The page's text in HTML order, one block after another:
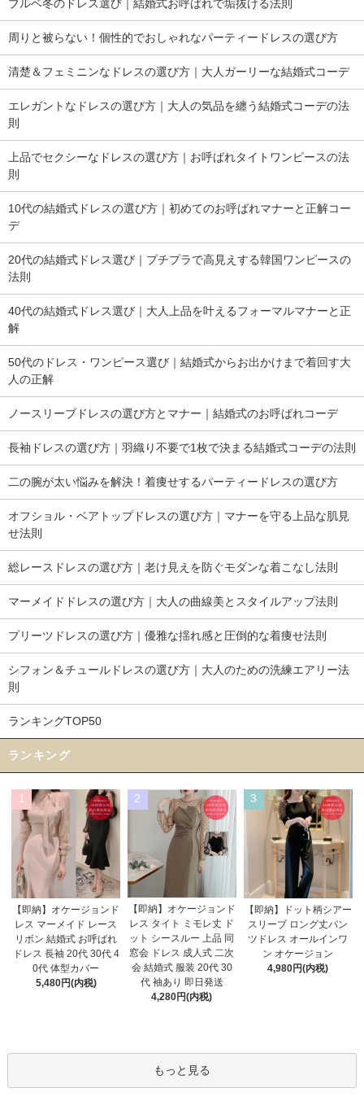
ブルベ冬のドレス選び｜結婚式お呼ばれで垢抜ける法則
周りと被らない！個性的でおしゃれなパーティードレスの選び方
清楚＆フェミニンなドレスの選び方｜大人ガーリーな結婚式コーデ
エレガントなドレスの選び方｜大人の気品を纏う結婚式コーデの法
則
上品でセクシーなドレスの選び方｜お呼ばれタイトワンピースの法
則
10代の結婚式ドレスの選び方｜初めてのお呼ばれマナーと正解コー
デ
20代の結婚式ドレス選び｜プチプラで高見えする韓国ワンピースの
法則
40代の結婚式ドレス選び｜大人上品を叶えるフォーマルマナーと正
解
50代のドレス・ワンピース選び｜結婚式からお出かけまで着回す大
人の正解
ノースリーブドレスの選び方とマナー｜結婚式のお呼ばれコーデ
長袖ドレスの選び方｜羽織り不要で1枚で決まる結婚式コーデの法則
二の腕が太い悩みを解決！着痩せするパーティードレスの選び方
オフショル・ベアトップドレスの選び方｜マナーを守る上品な肌見
せ法則
総レースドレスの選び方｜老け見えを防ぐモダンな着こなし法則
マーメイドドレスの選び方｜大人の曲線美とスタイルアップ法則
プリーツドレスの選び方｜優雅な揺れ感と圧倒的な着痩せ法則
シフォン＆チュールドレスの選び方｜大人のための洗練エアリー法
則
ランキングTOP50
ランキング
1
【即納】オケージョンド
レス マーメイド レース
リボン 結婚式 お呼ばれ
ドレス 長袖 20代 30代 4
0代 体型カバー
5,480円(内税)
2
【即納】オケージョンド
レス タイト ミモレ丈 ド
ット シースルー 上品 同
窓会 ドレス 成人式 二次
会 結婚式 服装 20代 30
代 袖あり 即日発送
4,280円(内税)
3
【即納】ドット柄シアー
スリーブ ロング丈パン
ツドレス オールインワ
ン オケージョン
4,980円(内税)
もっと見る